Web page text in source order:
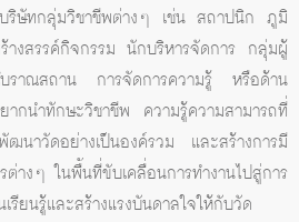
ริษัทกลุ่มวิชาชีพต่างๆ เช่น สถาปนิก ภูมิ
สรรค์กิจกรรม นักบริหารจัดการ กลุ่มผู้
บราณสถาน การจัดการความรู้ หรือด้าน
นำทักษะวิชาชีพ ความรู้ความสามารถที่
นาวัดอย่างเป็นองค์รวม และสร้างการมี
งๆ ในพื้นที่ขับเคลื่อนการทำงานไปสู่การ
ยนรู้และสร้างแรงบันดาลใจให้กับวัด